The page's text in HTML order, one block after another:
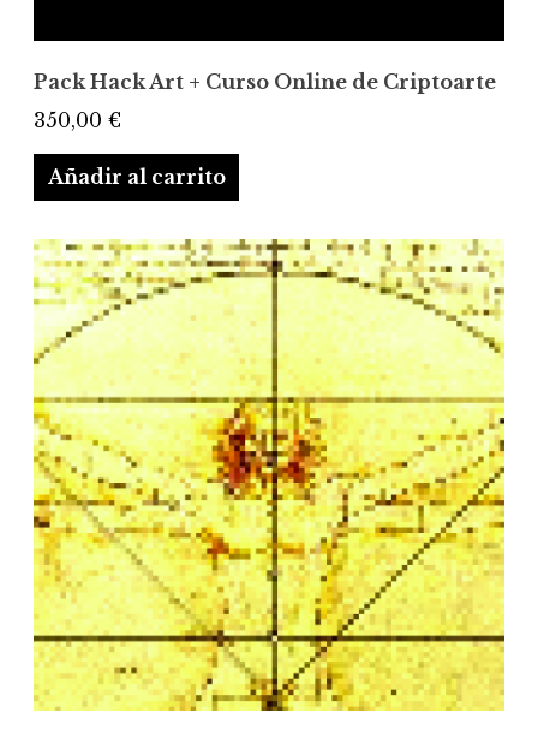
Pack Hack Art + Curso Online de Criptoarte
350,00 €
Añadir al carrito